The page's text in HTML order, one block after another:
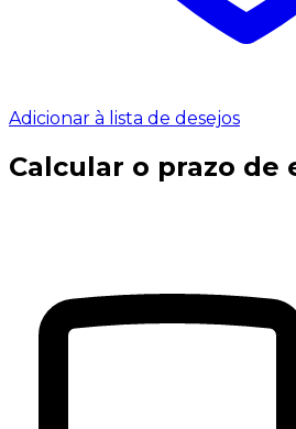
Adicionar à lista de desejos
Calcular o prazo de